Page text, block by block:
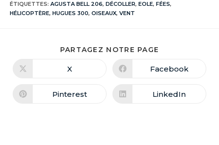
ÉTIQUETTES: AGUSTA BELL 206, DÉCOLLER, EOLE, FÉES,
HÉLICOPTÈRE, HUGUES 300, OISEAUX, VENT
PARTAGEZ NOTRE PAGE
X Facebook
Pinterest LinkedIn